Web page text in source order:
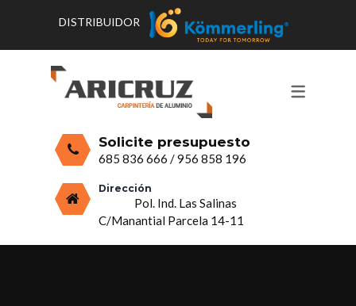
PRODUCTOS
PUERTAS, VENTANAS Y
CERRAMIENTOS, PORCHES Y TECHOS
ALUMINIO
CONTACTO Y HORARIOS
PRESUPUESTO
DISTRIBUIDOR
Solicite presupuesto
685 836 666 /956 858 196
Dirección
Pol. Ind. Las Salinas
C/Manantial Parcela 14-11